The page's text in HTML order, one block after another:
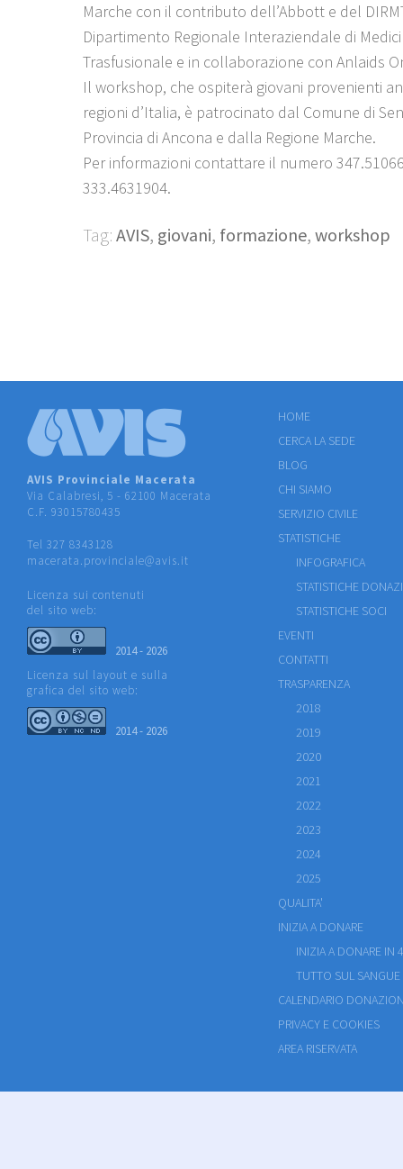
Marche con il contributo dell’Abbott e del
Dipartimento Regionale Interaziendale di
Trasfusionale e in collaborazione con Anlaids
Il workshop, che ospiterà giovani provenienti
regioni d’Italia, è patrocinato dal Comune di
Provincia di Ancona e dalla Regione Marche.
Per informazioni contattare il numero
333.4631904.
Tag: AVIS, giovani, formazione, workshop
AVIS Provinciale Macerata
Via Calabresi, 5 - 62100 Macerata
C.F. 93015780435
Tel 327 8343128
macerata.provinciale@avis.it
Licenza sui contenuti
del sito web:
2014 - 2026
Licenza sul layout e sulla
grafica del sito web:
2014 - 2026
HOME
CERCA LA SEDE
BLOG
CHI SIAMO
SERVIZIO CIVILE
STATISTICHE
INFOGRAFICA
STATISTICHE
STATISTICHE SOCI
EVENTI
CONTATTI
TRASPARENZA
2018
2019
2020
2021
2022
2023
2024
2025
QUALITA'
INIZIA A DONARE
INIZIA A DONARE IN
TUTTO SUL SANGUE
CALENDARIO
PRIVACY E COOKIES
AREA RISERVATA